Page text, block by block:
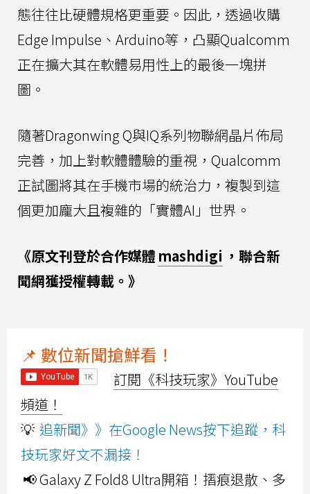
態往往比硬體規格更重要。因此，透過收購
Edge Impulse、Arduino等，凸顯Qualcomm
正在擴大其在軟體易用性上的最後一塊拼
圖。
隨著Dragonwing Q與IQ系列物聯網晶片佈局
完善，加上對軟體體驗的重視，Qualcomm
正試圖將其在手機市場的統治力，複製到這
個更加龐大且複雜的「實體AI」世界。
《原文刊登於合作媒體 mashdigi ，聯合新
聞網獲授權轉載。》
📌 數位新聞搶鮮看！
訂閱《科技玩家》YouTube
頻道！
💡 追新聞》》在Google News按下追蹤，科
技玩家好文不漏接！
📢 Galaxy Z Fold8 Ultra開箱！摺痕退散、多